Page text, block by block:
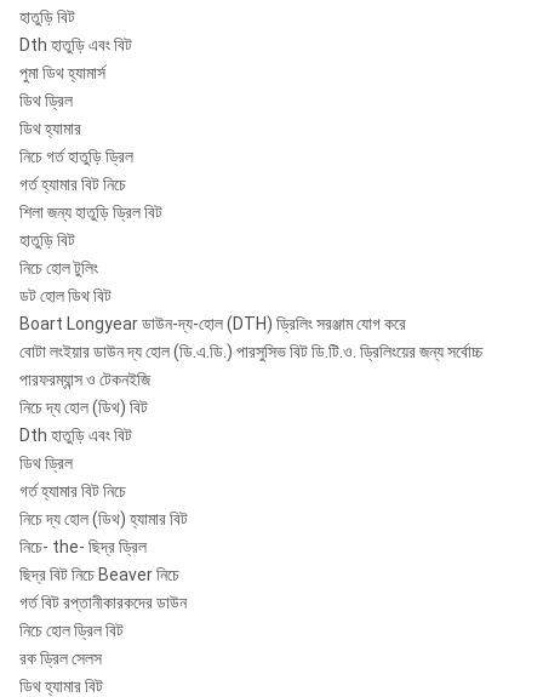
হাতুড়ি বিট
Dth হাতুড়ি এবং বিট
পুমা ডিথ হ্যামার্স
ডিথ ড্রিল
ডিথ হ্যামার
নিচে গর্ত হাতুড়ি ড্রিল
গর্ত হ্যামার বিট নিচে
শিলা জন্য হাতুড়ি ড্রিল বিট
হাতুড়ি বিট
নিচে হোল টুলিং
ডট হোল ডিথ বিট
Boart Longyear ডাউন-দ্য-হোল (DTH) ড্রিলিং সরঞ্জাম যোগ করে
বোটা লংইয়ার ডাউন দ্য হোল (ডি.এ.ডি.) পারসুসিভ বিট ডি.টি.ও. ড্রিলিংয়ের জন্য সর্বোচ্চ
পারফরম্যান্স ও টেকনইজি
নিচে দ্য হোল (ডিথ) বিট
Dth হাতুড়ি এবং বিট
ডিথ ড্রিল
গর্ত হ্যামার বিট নিচে
নিচে দ্য হোল (ডিথ) হ্যামার বিট
নিচে- the- ছিদ্র ড্রিল
ছিদ্র বিট নিচে Beaver নিচে
গর্ত বিট রপ্তানীকারকদের ডাউন
নিচে হোল ড্রিল বিট
রক ড্রিল সেলস
ডিথ হ্যামার বিট